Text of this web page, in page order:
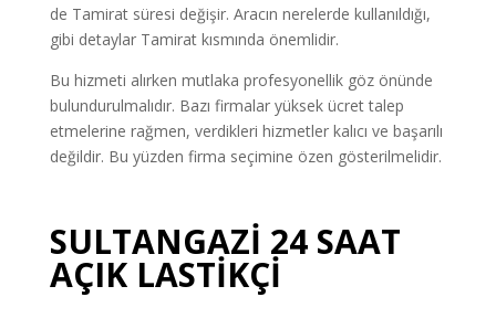
de Tamirat süresi değişir. Aracın nerelerde kullanıldığı,
gibi detaylar Tamirat kısmında önemlidir.
Bu hizmeti alırken mutlaka profesyonellik göz önünde
bulundurulmalıdır. Bazı firmalar yüksek ücret talep
etmelerine rağmen, verdikleri hizmetler kalıcı ve başarılı
değildir. Bu yüzden firma seçimine özen gösterilmelidir.
SULTANGAZİ 24 SAAT
AÇIK LASTİKÇİ